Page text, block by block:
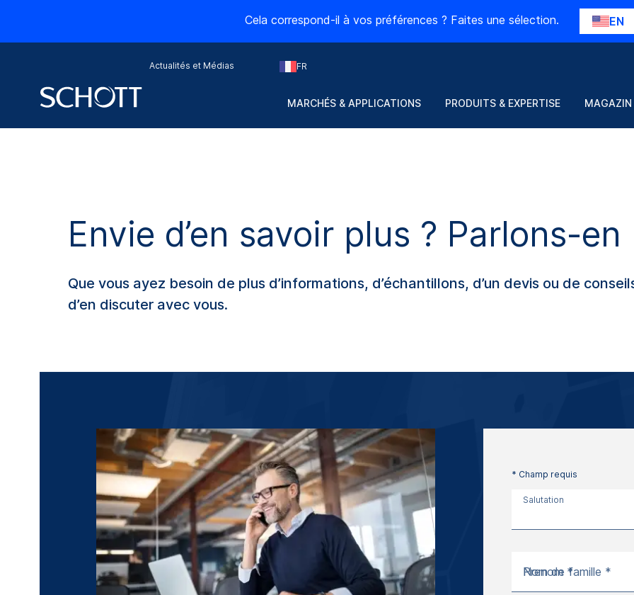
Cela correspond-il à vos préférences ? Faites une sélection. EN
Actualités et Médias FR
MARCHÉS & APPLICATIONS PRODUITS & EXPERTISE MAGAZIN
Envie d’en savoir plus ? Parlons-en
Que vous ayez besoin de plus d’informations, d’échantillons, d’un devis ou de
d’en discuter avec vous.
* Champ requis
Salutation
Prenom *
Nom de famille *